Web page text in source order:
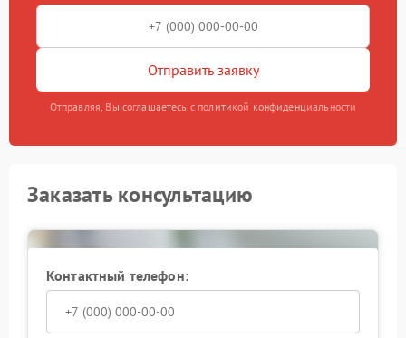
Отправить заявку
Отправляя, Вы соглашаетесь с политикой конфиденциальности
Заказать консультацию
Контактный телефон: